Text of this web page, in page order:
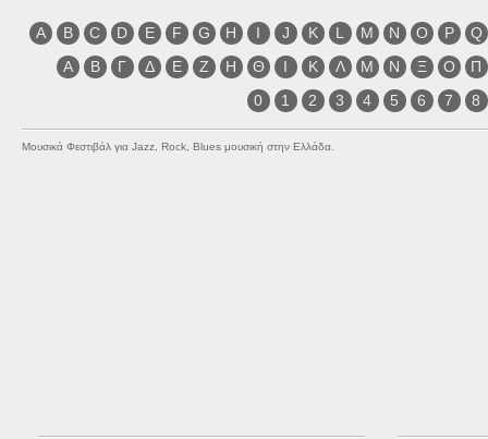
A B C D E F G H I J K L M N O P
Q
Α
Β Γ Δ Ε Ζ Η Θ Ι Κ Λ Μ Ν Ξ Ο
Π
0
1 2 3 4 5 6 7 8
Μουσικά Φεστιβάλ για Jazz, Rock, Blues μουσική στην Ελλάδα.